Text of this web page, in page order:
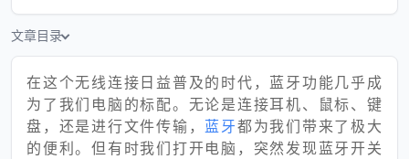
文章目录
在这个无线连接日益普及的时代，蓝牙功能几乎成
为了我们电脑的标配。无论是连接耳机、鼠标、键
盘，还是进行文件传输， 蓝牙都为我们带来了极大
的便利。但有时我们打开电脑，突然发现蓝牙开关